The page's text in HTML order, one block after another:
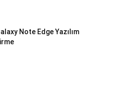
Note Edge Yazılım